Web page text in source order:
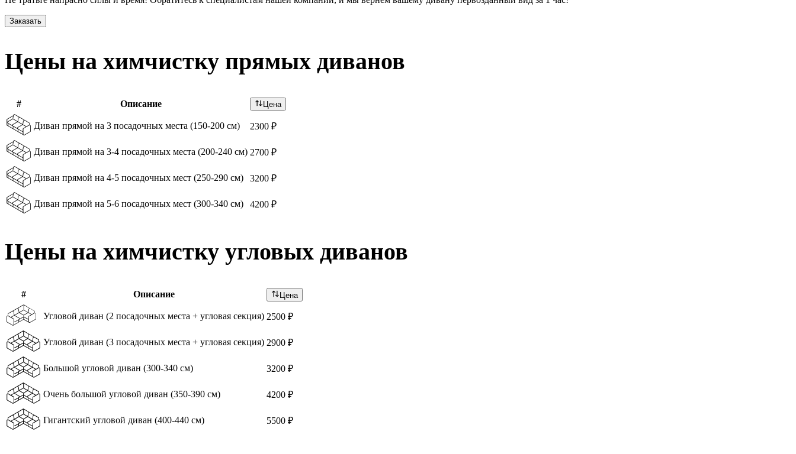
Заказать
Цены на химчистку прямых диванов
# Описание Цена
Диван прямой на 3 посадочных места (150-200 см) 2300 ₽
Диван прямой на 3-4 посадочных места (200-240 см) 2700 ₽
Диван прямой на 4-5 посадочных мест (250-290 см) 3200 ₽
Диван прямой на 5-6 посадочных мест (300-340 см) 4200 ₽
Цены на химчистку угловых диванов
# Описание Цена
Угловой диван (2 посадочных места + угловая секция) 2500 ₽
Угловой диван (3 посадочных места + угловая секция) 2900 ₽
Большой угловой диван (300-340 см) 3200 ₽
Очень большой угловой диван (350-390 см) 4200 ₽
Гигантский угловой диван (400-440 см) 5500 ₽